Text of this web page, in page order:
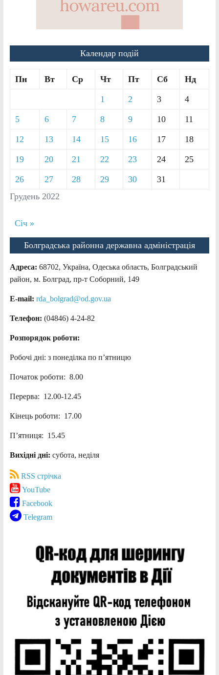
Календар подій
Грудень 2022
Пн Вт Ср Чт Пт Сб Нд
1 2 3 4
5 6 7 8 9 10 11
12 13 14 15 16 17 18
19 20 21 22 23 24 25
26 27 28 29 30 31
Січ »
Болградська районна державна адміністрація
Адреса: 68702, Україна, Одеська область, Болградський
район, м. Болград, пр-т Соборний, 149
E-mail: rda_bolgrad@od.gov.ua
Телефон: (04846) 4-24-82
Розпорядок роботи:
Робочі дні: з понеділка по п’ятницю
Початок роботи: 8.00
Перерва: 12.00-12.45
Кінець роботи: 17.00
П’ятниця: 15.45
Вихідні дні: субота, неділя
RSS стрічка
YouTube
Facebook
Telegram